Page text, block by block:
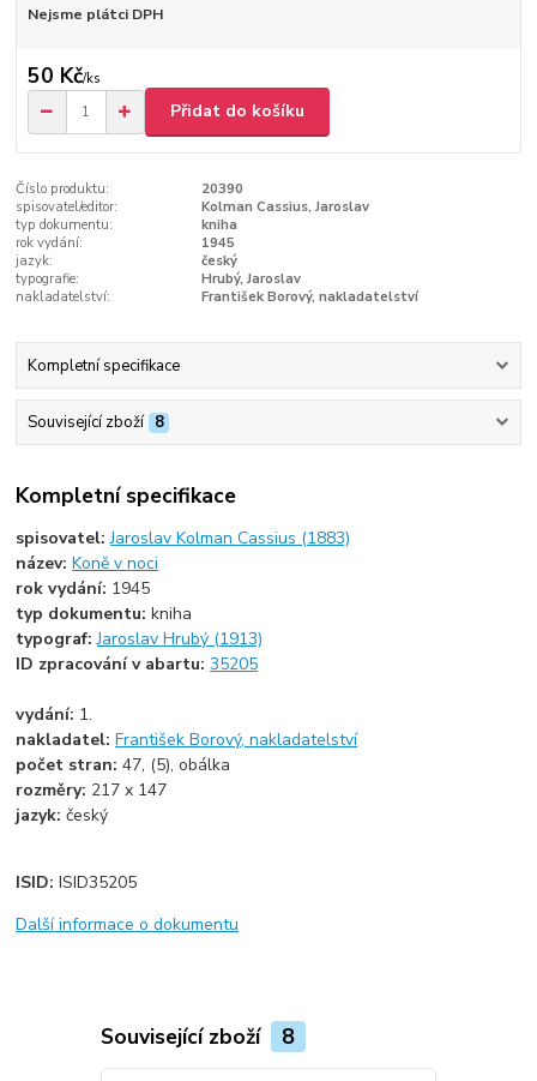
Nejsme plátci DPH
50 Kč/ks
Přidat do košíku
Číslo produktu:
20390
spisovatel/editor:
Kolman Cassius, Jaroslav
typ dokumentu:
kniha
rok vydání:
1945
jazyk:
český
typografie:
Hrubý, Jaroslav
nakladatelství:
František Borový, nakladatelství
Kompletní specifikace
Související zboží 8
Kompletní specifikace
spisovatel:Jaroslav Kolman Cassius (1883)
název:Koně v noci
rok vydání: 1945
typ dokumentu:kniha
typograf:Jaroslav Hrubý (1913)
ID zpracování v abartu:35205
vydání: 1.
nakladatel:František Borový, nakladatelství
počet stran:47, (5), obálka
rozměry: 217 x 147
jazyk:český
ISID:ISID35205
Další informace o dokumentu
Související zboží 8